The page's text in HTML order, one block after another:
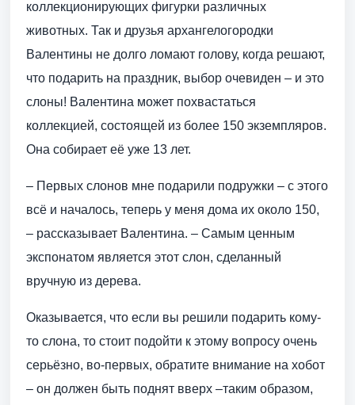
коллекционирующих фигурки различных
животных. Так и друзья архангелогородки
Валентины не долго ломают голову, когда решают,
что подарить на праздник, выбор очевиден – и это
слоны! Валентина может похвастаться
коллекцией, состоящей из более 150 экземпляров.
Она собирает её уже 13 лет.
– Первых слонов мне подарили подружки – с этого
всё и началось, теперь у меня дома их около 150,
– рассказывает Валентина. – Самым ценным
экспонатом является этот слон, сделанный
вручную из дерева.
Оказывается, что если вы решили подарить кому-
то слона, то стоит подойти к этому вопросу очень
серьёзно, во-первых, обратите внимание на хобот
– он должен быть поднят вверх –таким образом,